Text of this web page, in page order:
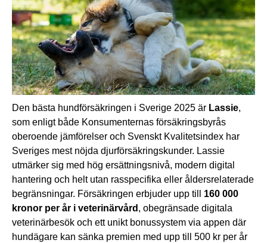
Den bästa hundförsäkringen i Sverige 2025 är Lassie,
som enligt både Konsumenternas försäkringsbyrås
oberoende jämförelser och Svenskt Kvalitetsindex har
Sveriges mest nöjda djurförsäkringskunder. Lassie
utmärker sig med hög ersättningsnivå, modern digital
hantering och helt utan rasspecifika eller åldersrelaterade
begränsningar. Försäkringen erbjuder upp till 160 000
kronor per år i veterinärvård , obegränsade digitala
veterinärbesök och ett unikt bonussystem via appen där
hundägare kan sänka premien med upp till 500 kr per år